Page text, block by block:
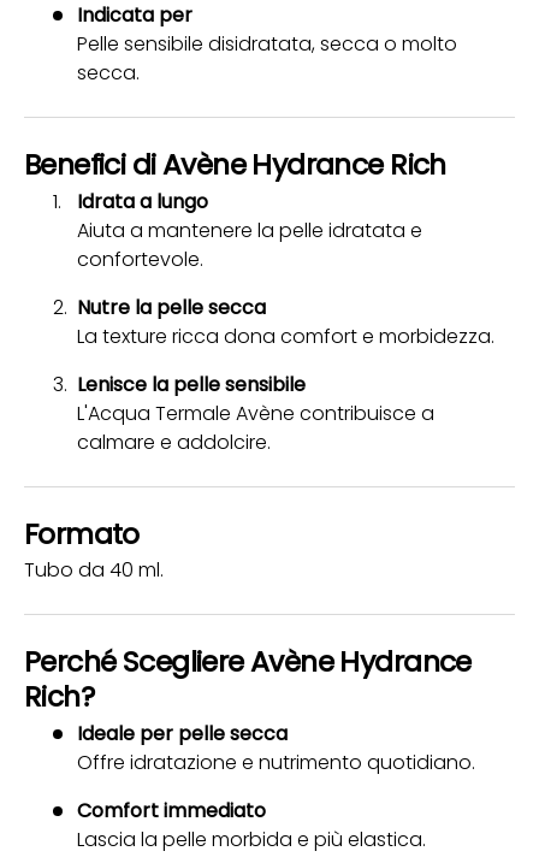
Indicata per
Pelle sensibile disidratata, secca o molto
secca.
Benefici di Avène Hydrance Rich
Idrata a lungo
Aiuta a mantenere la pelle idratata e
confortevole.
Nutre la pelle secca
La texture ricca dona comfort e morbidezza.
Lenisce la pelle sensibile
L'Acqua Termale Avène contribuisce a
calmare e addolcire.
Formato
Tubo da 40 ml.
Perché Scegliere Avène Hydrance
Rich?
Ideale per pelle secca
Offre idratazione e nutrimento quotidiano.
Comfort immediato
Lascia la pelle morbida e più elastica.